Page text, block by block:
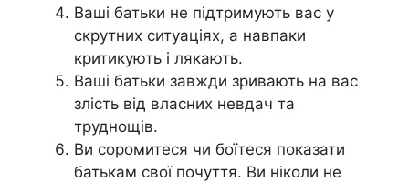
Ваші батьки не підтримують вас у
скрутних ситуаціях, а навпаки
критикують і лякають.
Ваші батьки завжди зривають на вас
злість від власних невдач та
труднощів.
Ви соромитеся чи боїтеся показати
батькам свої почуття. Ви ніколи не